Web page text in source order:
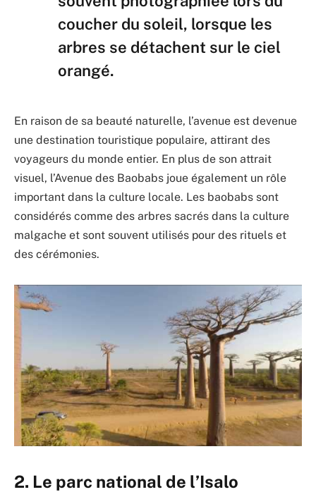
coucher du soleil, lorsque les
arbres se détachent sur le ciel
orangé.
En raison de sa beauté naturelle, l’avenue est devenue
une destination touristique populaire, attirant des
voyageurs du monde entier. En plus de son attrait
visuel, l’Avenue des Baobabs joue également un rôle
important dans la culture locale. Les baobabs sont
considérés comme des arbres sacrés dans la culture
malgache et sont souvent utilisés pour des rituels et
des cérémonies.
2. Le parc national de l’Isalo